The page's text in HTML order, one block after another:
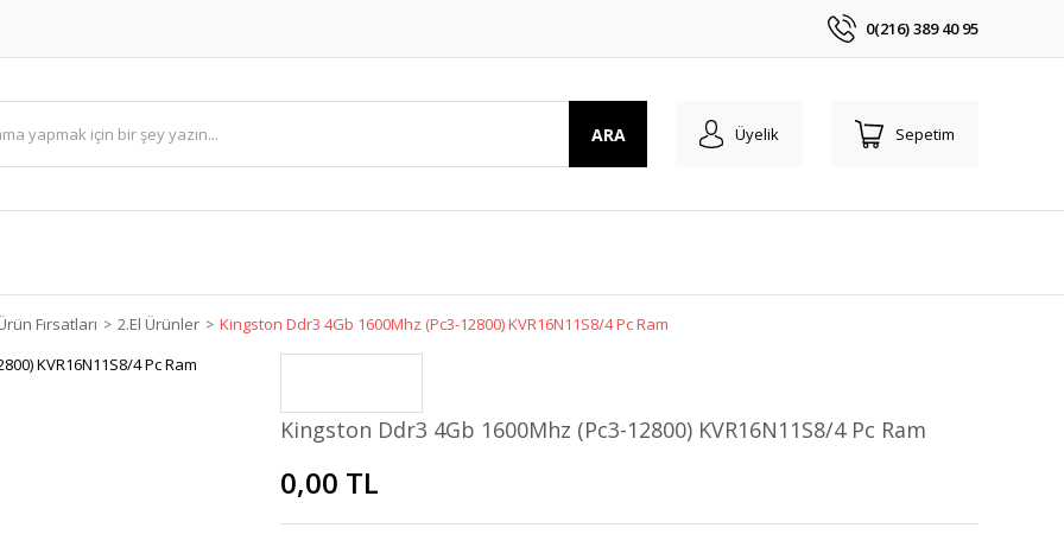
0(216) 389 40 95
ARA Üyelik Sepetim
Fırsatları 2.El Ürünler Kingston Ddr3 4Gb 1600Mhz (Pc3-12800) KVR16N11S8/4 Pc Ram
Kingston Ddr3 4Gb 1600Mhz (Pc3-12800) KVR16N11S8/4 Pc Ram
0,00 TL